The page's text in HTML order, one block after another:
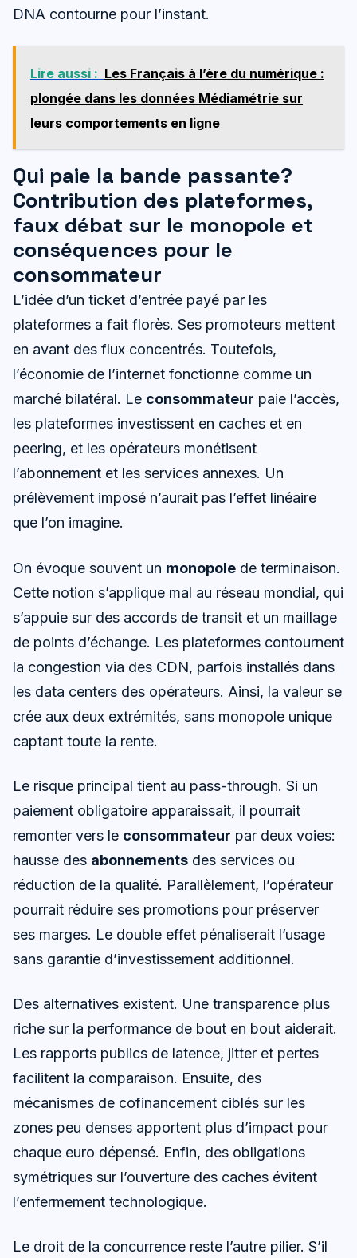
DNA contourne pour l’instant.
Lire aussi : Les Français à l’ère du numérique :
plongée dans les données Médiamétrie sur
leurs comportements en ligne
Qui paie la bande passante?
Contribution des plateformes,
faux débat sur le monopole et
conséquences pour le
consommateur
L’idée d’un ticket d’entrée payé par les
plateformes a fait florès. Ses promoteurs mettent
en avant des flux concentrés. Toutefois,
l’économie de l’internet fonctionne comme un
marché bilatéral. Le consommateur paie l’accès,
les plateformes investissent en caches et en
peering, et les opérateurs monétisent
l’abonnement et les services annexes. Un
prélèvement imposé n’aurait pas l’effet linéaire
que l’on imagine.
On évoque souvent un monopole de terminaison.
Cette notion s’applique mal au réseau mondial, qui
s’appuie sur des accords de transit et un maillage
de points d’échange. Les plateformes contournent
la congestion via des CDN, parfois installés dans
les data centers des opérateurs. Ainsi, la valeur se
crée aux deux extrémités, sans monopole unique
captant toute la rente.
Le risque principal tient au pass-through. Si un
paiement obligatoire apparaissait, il pourrait
remonter vers le consommateur par deux voies:
hausse des abonnements des services ou
réduction de la qualité. Parallèlement, l’opérateur
pourrait réduire ses promotions pour préserver
ses marges. Le double effet pénaliserait l’usage
sans garantie d’investissement additionnel.
Des alternatives existent. Une transparence plus
riche sur la performance de bout en bout aiderait.
Les rapports publics de latence, jitter et pertes
facilitent la comparaison. Ensuite, des
mécanismes de cofinancement ciblés sur les
zones peu denses apportent plus d’impact pour
chaque euro dépensé. Enfin, des obligations
symétriques sur l’ouverture des caches évitent
l’enfermement technologique.
Le droit de la concurrence reste l’autre pilier. S’il